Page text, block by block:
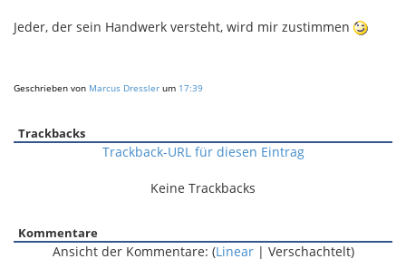
Jeder, der sein Handwerk versteht, wird mir zustimmen
Geschrieben von Marcus Dressler um 17:39
Trackbacks
Trackback-URL für diesen Eintrag
Keine Trackbacks
Kommentare
Ansicht der Kommentare: (Linear| Verschachtelt)